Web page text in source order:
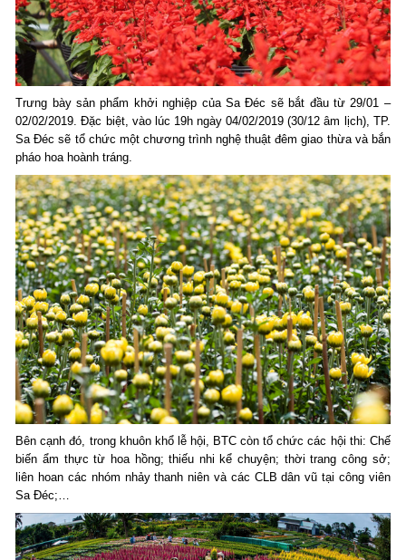
Trưng bày sản phẩm khởi nghiệp của Sa Đéc sẽ bắt đầu từ 29/01 –
02/02/2019. Đặc biệt, vào lúc 19h ngày 04/02/2019 (30/12 âm lịch), TP.
Sa Đéc sẽ tổ chức một chương trình nghệ thuật đêm giao thừa và bắn
pháo hoa hoành tráng.
Bên cạnh đó, trong khuôn khổ lễ hội, BTC còn tổ chức các hội thi: Chế
biến ẩm thực từ hoa hồng; thiếu nhi kể chuyện; thời trang công sở;
liên hoan các nhóm nhảy thanh niên và các CLB dân vũ tại công viên
Sa Đéc;…